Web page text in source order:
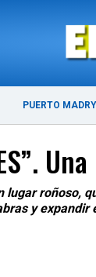
PUERTO
lugar
y expandir